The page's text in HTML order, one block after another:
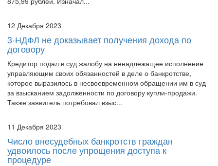
12 Декабря 2023
3-НДФЛ не доказывает получения дохода по
договору
Кредитор подал в суд жалобу на ненадлежащее исполнение
управляющим своих обязанностей в деле о банкротстве,
которое выразилось в несвоевременном обращении им в суд
за взысканием задолженности по договору купли-продажи.
Также заявитель потребовал взыс...
11 Декабря 2023
Число внесудебных банкротств граждан
удвоилось после упрощения доступа к
процедуре